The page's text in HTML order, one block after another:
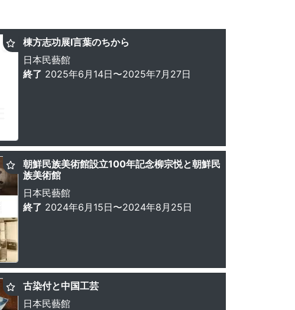
棟方志功展Ⅰ言葉のちから
日本民藝館
終了 2025年6月14日〜2025年7月27日
朝鮮民族美術館設立100年記念柳宗悦と朝鮮民
族美術館
日本民藝館
終了 2024年6月15日〜2024年8月25日
古染付と中国工芸
日本民藝館